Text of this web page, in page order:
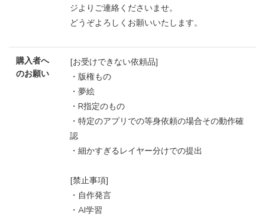
ジよりご連絡くださいませ。
どうぞよろしくお願いいたします。
購入者へ
のお願い
[お受けできない依頼品]
・版権もの
・夢絵
・R指定のもの
・特定のアプリでの等身依頼の場合その動作確
認
・細かすぎるレイヤー分けでの提出
[禁止事項]
・自作発言
・AI学習